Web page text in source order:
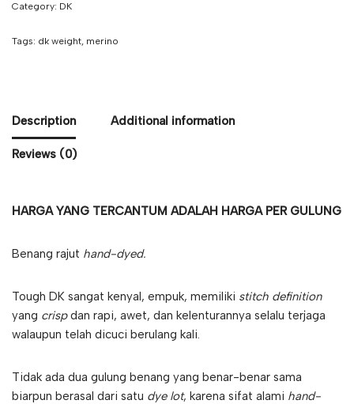
Category: DK
Tags: dk weight merino
Description Additional information
Reviews (0)
HARGA YANG TERCANTUM ADALAH HARGA PER GULUNG
Benang rajut hand-dyed.
Tough DK sangat kenyal, empuk, memiliki stitch definition
yang crispdan rapi, awet, dan kelenturannya selalu terjaga
walaupun telah dicuci berulang kali.
Tidak ada dua gulung benang yang benar-benar sama
biarpun berasal dari satu dye lot, karena sifat alami hand-